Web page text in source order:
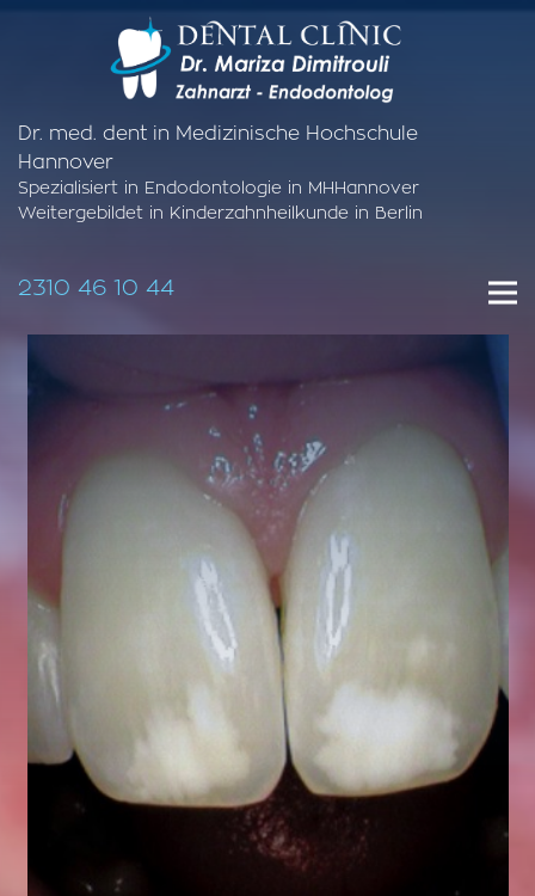
Dr. med. dent in Medizinische Hochschule
Hannover
Spezialisiert in Endodontologie in MHHannover
Weitergebildet in Kinderzahnheilkunde in Berlin
2310 46 10 44